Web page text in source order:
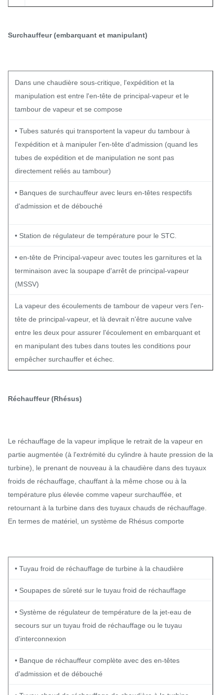
Surchauffeur (embarquant et manipulant)
Dans une chaudière sous-critique, l'expédition et la
manipulation est entre l'en-tête de principal-vapeur et le
tambour de vapeur et se compose
• Tubes saturés qui transportent la vapeur du tambour à
l'expédition et à manipuler l'en-tête d'admission (quand les
tubes de expédition et de manipulation ne sont pas
directement reliés au tambour)
• Banques de surchauffeur avec leurs en-têtes respectifs
d'admission et de débouché
• Station de régulateur de température pour le STC.
• en-tête de Principal-vapeur avec toutes les garnitures et la
terminaison avec la soupape d'arrêt de principal-vapeur
(MSSV)
La vapeur des écoulements de tambour de vapeur vers l'en-
tête de principal-vapeur, et là devrait n'être aucune valve
entre les deux pour assurer l'écoulement en embarquant et
en manipulant des tubes dans toutes les conditions pour
empêcher surchauffer et échec.
Réchauffeur (Rhésus)
Le réchauffage de la vapeur implique le retrait de la vapeur en
partie augmentée (à l'extrémité du cylindre à haute pression de la
turbine), le prenant de nouveau à la chaudière dans des tuyaux
froids de réchauffage, chauffant à la même chose ou à la
température plus élevée comme vapeur surchauffée, et
retournant à la turbine dans des tuyaux chauds de réchauffage.
En termes de matériel, un système de Rhésus comporte
• Tuyau froid de réchauffage de turbine à la chaudière
• Soupapes de sûreté sur le tuyau froid de réchauffage
• Système de régulateur de température de la jet-eau de
secours sur un tuyau froid de réchauffage ou le tuyau
d'interconnexion
• Banque de réchauffeur complète avec des en-têtes
d'admission et de débouché